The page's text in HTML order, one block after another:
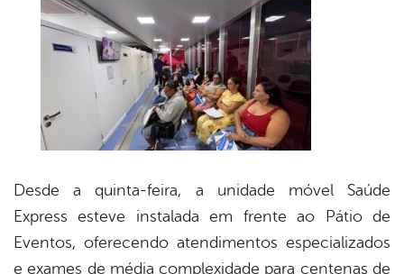
Desde a quinta-feira, a unidade móvel Saúde
Express esteve instalada em frente ao Pátio de
Eventos, oferecendo atendimentos especializados
e exames de média complexidade para centenas de